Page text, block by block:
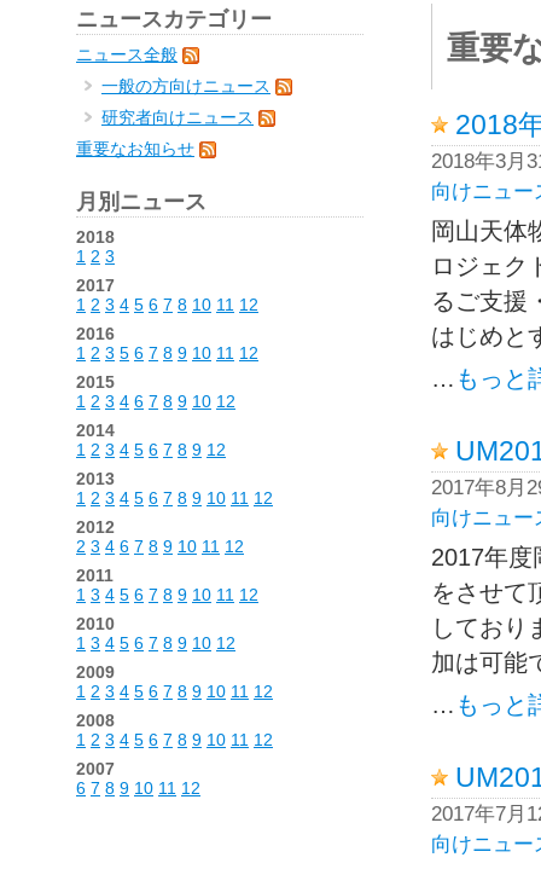
重要
2018
2018年3月
向けニュー
岡山天体
ロジェク
るご支援
はじめと
… もっと
2017年8月
向けニュー
2017年度
をさせて
しており
加は可能
… もっと
2017年7月
向けニュー
ニュースカテゴリー
ニュース全般
一般の方向けニュース
研究者向けニュース
重要なお知らせ
月別ニュース
2018
1 2 3
2017
1 2 3 4 5 6 7 8 10 11 12
2016
1 2 3 5 6 7 8 9 10 11 12
2015
1 2 3 4 6 7 8 9 10 12
2014
1 2 3 4 5 6 7 8 9 12
2013
1 2 3 4 5 6 7 8 9 10 11 12
2012
2 3 4 6 7 8 9 10 11 12
2011
1 3 4 5 6 7 8 9 10 11 12
2010
1 3 4 5 6 7 8 9 10 12
2009
1 2 3 4 5 6 7 8 9 10 11 12
2008
1 2 3 4 5 6 7 8 9 10 11 12
2007
6 7 8 9 10 11 12